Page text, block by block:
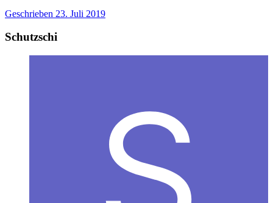
Geschrieben 23. Juli 2019
Schutzschi